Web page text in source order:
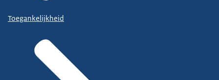
Toegankelijkheid